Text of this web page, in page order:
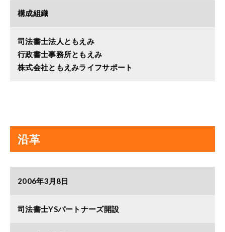
構成組織
司法書士法人ともえみ
行政書士事務所ともえみ
株式会社ともえみライフサポート
沿革
2006年3月8日
司法書士YSパートナーズ開設